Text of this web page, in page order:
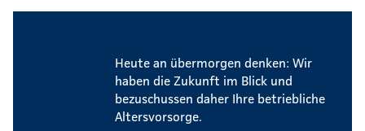
Heute an übermorgen denken: Wir
haben die Zukunft im Blick und
bezuschussen daher Ihre betriebliche
Altersvorsorge.